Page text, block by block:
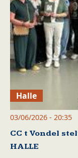
Halle
03/06/2026 - 20:35
CC t Vondel
HALLE